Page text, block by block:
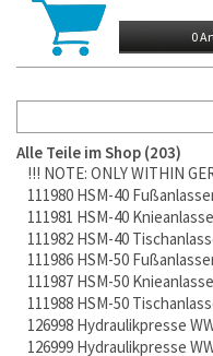
0
Alle Teile im Shop 203
!!! NOTE: ONLY WITHIN
111980 HSM-40
111981 HSM-40
111982 HSM-40
111986 HSM-50
111987 HSM-50
111988 HSM-50
126998 Hydraulikpresse
126999 Hydraulikpresse